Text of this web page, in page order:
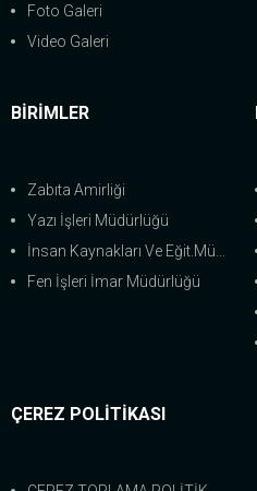
Foto Galeri
Video Galeri
BİRİMLER
Zabıta Amirliği
Yazı İşleri Müdürlüğü
İnsan Kaynakları Ve Eğit.Müdürlüğü
Fen İşleri İmar Müdürlüğü
ÇEREZ POLİTİKASI